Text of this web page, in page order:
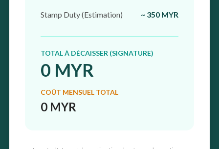
Stamp Duty (Estimation) ~ 350 MYR
TOTAL À DÉCAISSER (SIGNATURE)
0 MYR
COÛT MENSUEL TOTAL
0 MYR